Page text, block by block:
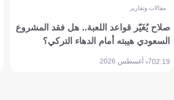
مقالات وتقارير
صلاح يُغَيّر قواعد اللعبة.. هل فقد المشروع
السعودي هيبته أمام الدهاء التركي؟
02:197 أغسطس 2026